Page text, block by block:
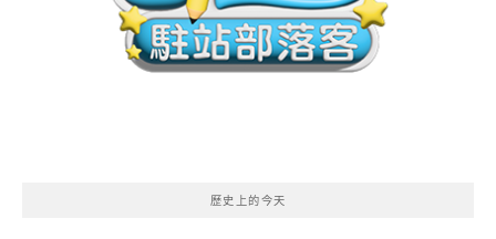
歷史上的今天